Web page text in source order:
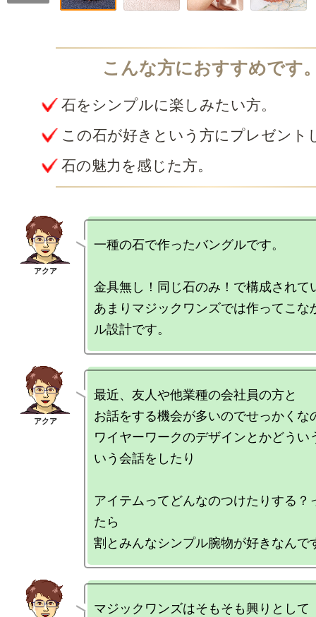
石をシンプルに楽しみたい方。
この石が好きという方にプレゼント
石の魅力を感じた方。
一種の石で作ったバングルです。
金具無し！同じ石のみ！で構成されて
あまりマジックワンズでは作ってこな
最近、友人や他業種の会社員の方と
お話をする機会が多いのでせっかくな
ワイヤーワークのデザインとかどうい
いう会話をしたり
アイテムってどんなのつけたりする？
たら
マジックワンズはそもそも興りとして